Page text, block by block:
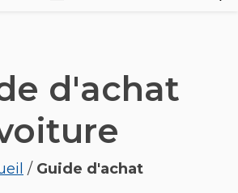
d'achat
/ Guide d'achat